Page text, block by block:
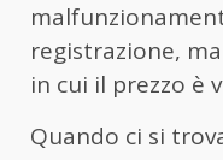
registrazione,
in cui il prezzo è
Quando ci si